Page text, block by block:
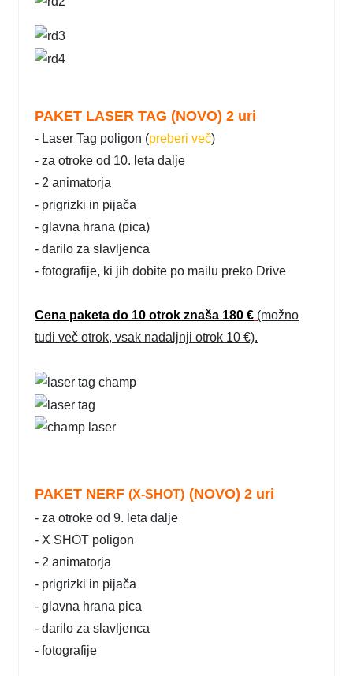
PAKET LASER TAG (NOVO) 2 uri
- Laser Tag poligon (preberi več)
- za otroke od 10. leta dalje
- 2 animatorja
- prigrizki in pijača
- glavna hrana (pica)
- darilo za slavljenca
- fotografije, ki jih dobite po mailu preko Drive
Cena paketa do 10 otrok znaša 180 € (možno
tudi več otrok, vsak nadaljnji otrok 10 €).
PAKET NERF (X-SHOT) (NOVO) 2 uri
- za otroke od 9. leta dalje
- X SHOT poligon
- 2 animatorja
- prigrizki in pijača
- glavna hrana pica
- darilo za slavljenca
- fotografije